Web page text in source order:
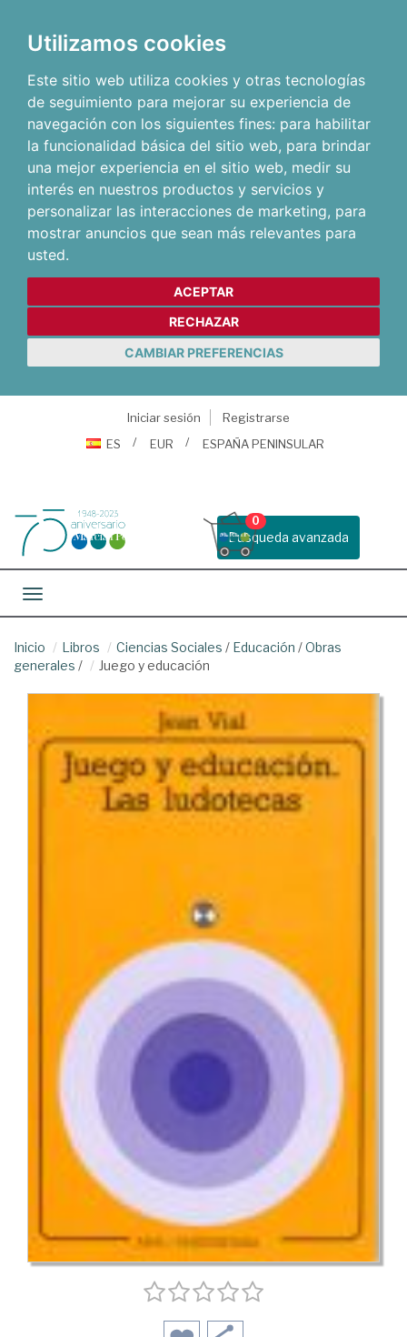
Utilizamos cookies
Este sitio web utiliza cookies y otras tecnologías
de seguimiento para mejorar su experiencia de
navegación con los siguientes fines: para habilitar
la funcionalidad básica del sitio web, para brindar
una mejor experiencia en el sitio web, medir su
interés en nuestros productos y servicios y
personalizar las interacciones de marketing, para
mostrar anuncios que sean más relevantes para
usted.
ACEPTAR
RECHAZAR
CAMBIAR PREFERENCIAS
Iniciar sesión
Registrarse
ES
EUR ESPAÑA PENINSULAR
Busqueda avanzada
0
Toggle navigation
Inicio Libros Ciencias Sociales / Educación /Obras
generales / Juego y educación